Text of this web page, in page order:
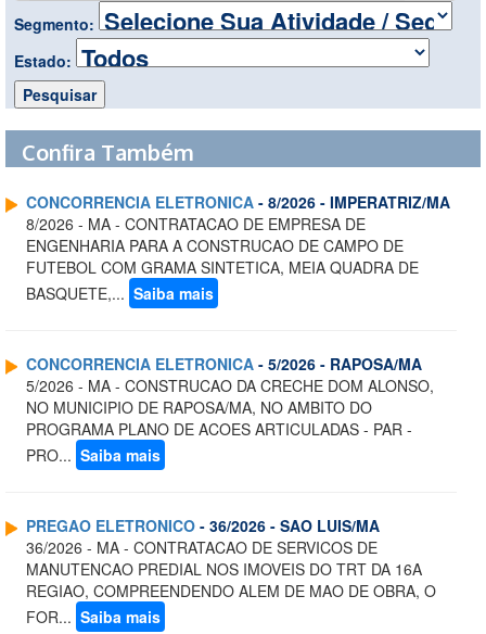
Segmento:
Estado:
Confira Também
CONCORRENCIA ELETRONICA - 8/2026 - IMPERATRIZ/MA
8/2026 - MA - CONTRATACAO DE EMPRESA DE
ENGENHARIA PARA A CONSTRUCAO DE CAMPO DE
FUTEBOL COM GRAMA SINTETICA, MEIA QUADRA DE
BASQUETE,... Saiba mais
CONCORRENCIA ELETRONICA - 5/2026 - RAPOSA/MA
5/2026 - MA - CONSTRUCAO DA CRECHE DOM ALONSO,
NO MUNICIPIO DE RAPOSA/MA, NO AMBITO DO
PROGRAMA PLANO DE ACOES ARTICULADAS - PAR -
PRO... Saiba mais
PREGAO ELETRONICO - 36/2026 - SAO LUIS/MA
36/2026 - MA - CONTRATACAO DE SERVICOS DE
MANUTENCAO PREDIAL NOS IMOVEIS DO TRT DA 16A
REGIAO, COMPREENDENDO ALEM DE MAO DE OBRA, O
FOR... Saiba mais